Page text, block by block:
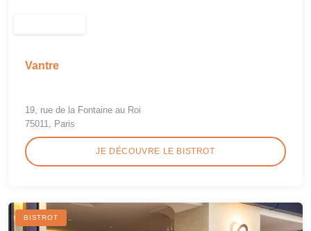
Vantre
19, rue de la Fontaine au Roi
75011, Paris
JE DÉCOUVRE LE BISTROT
BISTROT